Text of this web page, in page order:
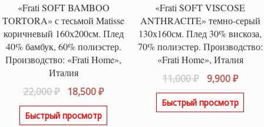
«Frati SOFT BAMBOO
TORTORA» с тесьмой Matisse
коричневый 160х200см. Плед
40% бамбук, 60% полиэстер.
Производство: «Frati Home»,
Италия
22,000₽
Первоначальная
цена
составляла
18,500₽Текущая
цена:
Быстрый просмотр
«Frati SOFT VISCOSE
ANTHRACITE» темно-серый
130х160см. Плед 30% вискоза,
70% полиэстер. Производство:
«Frati Home», Италия
11,000₽
цена
составляла
9,900₽
цена:
9,900
Быстрый просмотр